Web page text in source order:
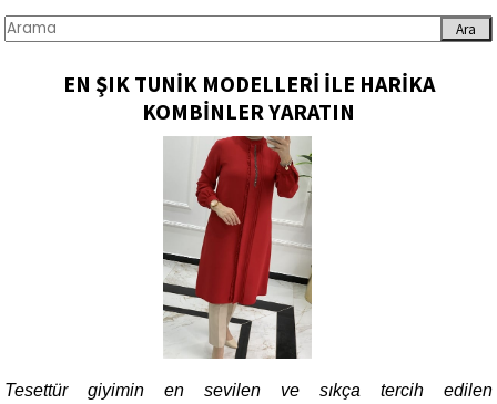
Ara
EN ŞIK TUNİK MODELLERİ İLE HARİKA
KOMBİNLER YARATIN
Tesettür giyimin en sevilen ve sıkça tercih edilen